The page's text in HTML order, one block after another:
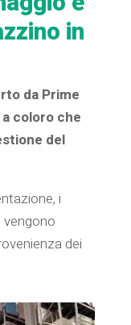
in
da Prime
coloro che
del
i
dei